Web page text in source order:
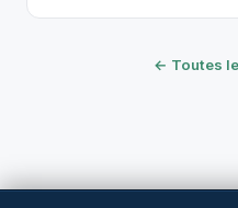
← Toutes